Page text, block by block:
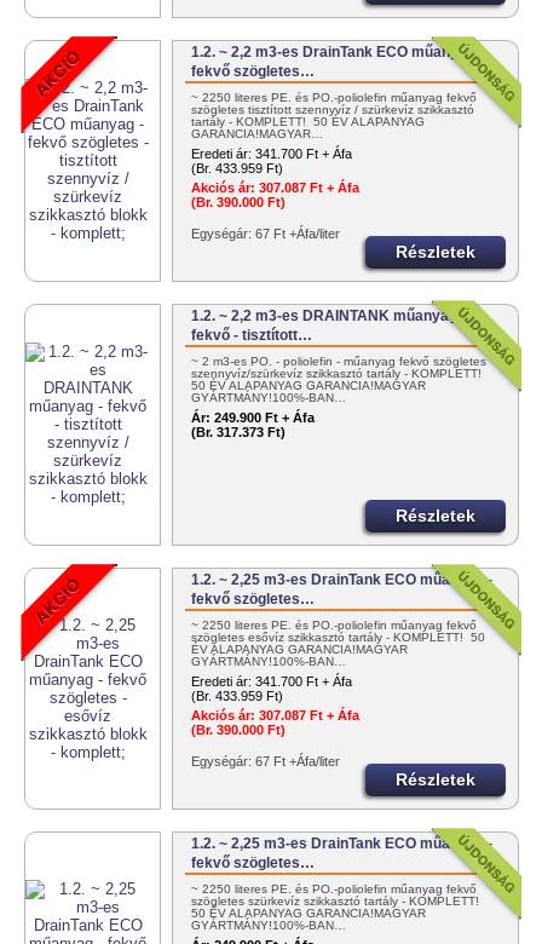
1.2. ~ 2,2 m3-es DrainTank ECO műanyag -
fekvő szögletes…
~ 2250 literes PE. és PO.-poliolefin műanyag fekvő
szögletes tisztított szennyvíz / szürkevíz szikkasztó
tartály - KOMPLETT! 50 ÉV ALAPANYAG
GARANCIA!MAGYAR…
Eredeti ár: 341.700 Ft + Áfa
(Br. 433.959 Ft)
Akciós ár: 307.087 Ft + Áfa
(Br. 390.000 Ft)
Egységár: 67 Ft +Áfa/liter
Részletek
1.2. ~ 2,2 m3-es DRAINTANK műanyag -
fekvő - tisztított…
~ 2 m3-es PO. - poliolefin - műanyag fekvő szögletes
szennyvíz/szürkevíz szikkasztó tartály - KOMPLETT!
50 ÉV ALAPANYAG GARANCIA!MAGYAR
GYÁRTMÁNY!100%-BAN…
Ár: 249.900 Ft + Áfa
(Br. 317.373 Ft)
Részletek
1.2. ~ 2,25 m3-es DrainTank ECO műanyag -
fekvő szögletes…
~ 2250 literes PE. és PO.-poliolefin műanyag fekvő
szögletes esővíz szikkasztó tartály - KOMPLETT! 50
ÉV ALAPANYAG GARANCIA!MAGYAR
GYÁRTMÁNY!100%-BAN…
Eredeti ár: 341.700 Ft + Áfa
(Br. 433.959 Ft)
Akciós ár: 307.087 Ft + Áfa
(Br. 390.000 Ft)
Egységár: 67 Ft +Áfa/liter
Részletek
1.2. ~ 2,25 m3-es DrainTank ECO műanyag -
fekvő szögletes…
~ 2250 literes PE. és PO.-poliolefin műanyag fekvő
szögletes szürkevíz szikkasztó tartály - KOMPLETT!
50 ÉV ALAPANYAG GARANCIA!MAGYAR
GYÁRTMÁNY!100%-BAN…